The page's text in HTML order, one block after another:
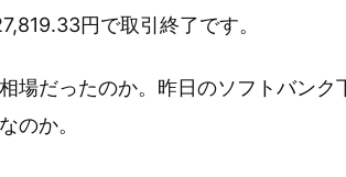
円で取引終了です。
場だったのか。昨日のソフトバン
のか。